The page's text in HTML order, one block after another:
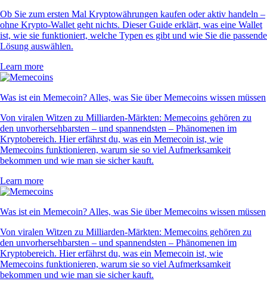
Ob Sie zum ersten Mal Kryptowährungen kaufen oder aktiv handeln –
ohne Krypto-Wallet geht nichts. Dieser Guide erklärt, was eine Wallet
ist, wie sie funktioniert, welche Typen es gibt und wie Sie die passende
Lösung auswählen.
Learn more
Was ist ein Memecoin? Alles, was Sie über Memecoins wissen müssen
Von viralen Witzen zu Milliarden-Märkten: Memecoins gehören zu
den unvorhersehbarsten – und spannendsten – Phänomenen im
Kryptobereich. Hier erfährst du, was ein Memecoin ist, wie
Memecoins funktionieren, warum sie so viel Aufmerksamkeit
bekommen und wie man sie sicher kauft.
Learn more
Was ist ein Memecoin? Alles, was Sie über Memecoins wissen müssen
Von viralen Witzen zu Milliarden-Märkten: Memecoins gehören zu
den unvorhersehbarsten – und spannendsten – Phänomenen im
Kryptobereich. Hier erfährst du, was ein Memecoin ist, wie
Memecoins funktionieren, warum sie so viel Aufmerksamkeit
bekommen und wie man sie sicher kauft.